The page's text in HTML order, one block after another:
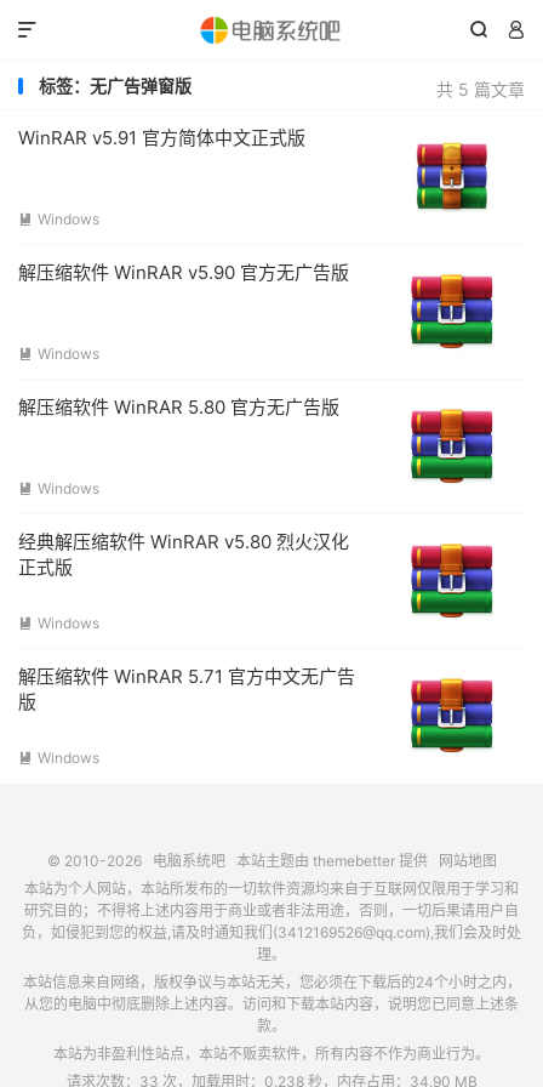
 

共 5 篇文章
标签：无广告弹窗版
WinRAR v5.91 官方简体中文正式版
 Windows
解压缩软件 WinRAR v5.90 官方无广告版
 Windows
解压缩软件 WinRAR 5.80 官方无广告版
 Windows
经典解压缩软件 WinRAR v5.80 烈火汉化
正式版
 Windows
解压缩软件 WinRAR 5.71 官方中文无广告
版
 Windows
© 2010-2026 电脑系统吧本站主题由 themebetter提供
网站地图
本站为个人网站，本站所发布的一切软件资源均来自于互联网仅限用于学习和
研究目的；不得将上述内容用于商业或者非法用途，否则，一切后果请用户自
负，如侵犯到您的权益,请及时通知我们(3412169526@qq.com),我们会及时处
理。
本站信息来自网络，版权争议与本站无关，您必须在下载后的24个小时之内，
从您的电脑中彻底删除上述内容。访问和下载本站内容，说明您已同意上述条
款。
本站为非盈利性站点，本站不贩卖软件，所有内容不作为商业行为。
请求次数：33 次，加载用时：0.238 秒，内存占用：34.90 MB